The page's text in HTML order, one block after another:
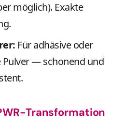
möglich). Exakte
Für adhäsive oder
— schonend und
Transformation